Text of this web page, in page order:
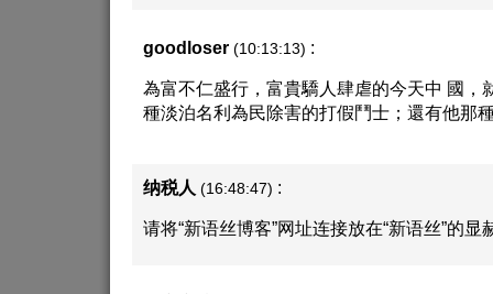
goodloser (10:13:13) :
為富不仁盛行，富貴驕人肆虐的今天中 國，
種淡泊名利為民除害的打假鬥士；還有他那
纳税人 (16:48:47) :
请将“新语丝博客”网址连接放在“新语丝”的显